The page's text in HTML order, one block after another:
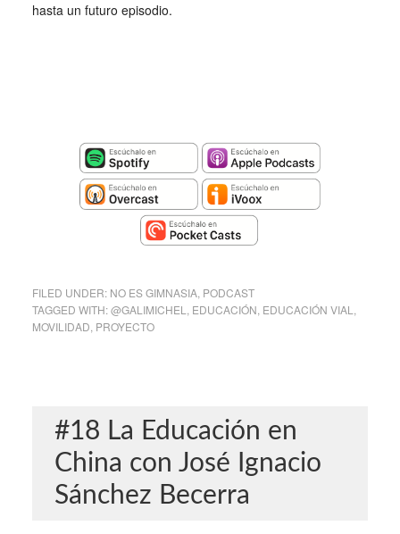
hasta un futuro episodio.
FILED UNDER: NO ES GIMNASIA, PODCAST
TAGGED WITH:@GALIMICHEL EDUCACIÓN EDUCACIÓN VIAL
MOVILIDAD PROYECTO
#18 La Educación en
China con José Ignacio
Sánchez Becerra